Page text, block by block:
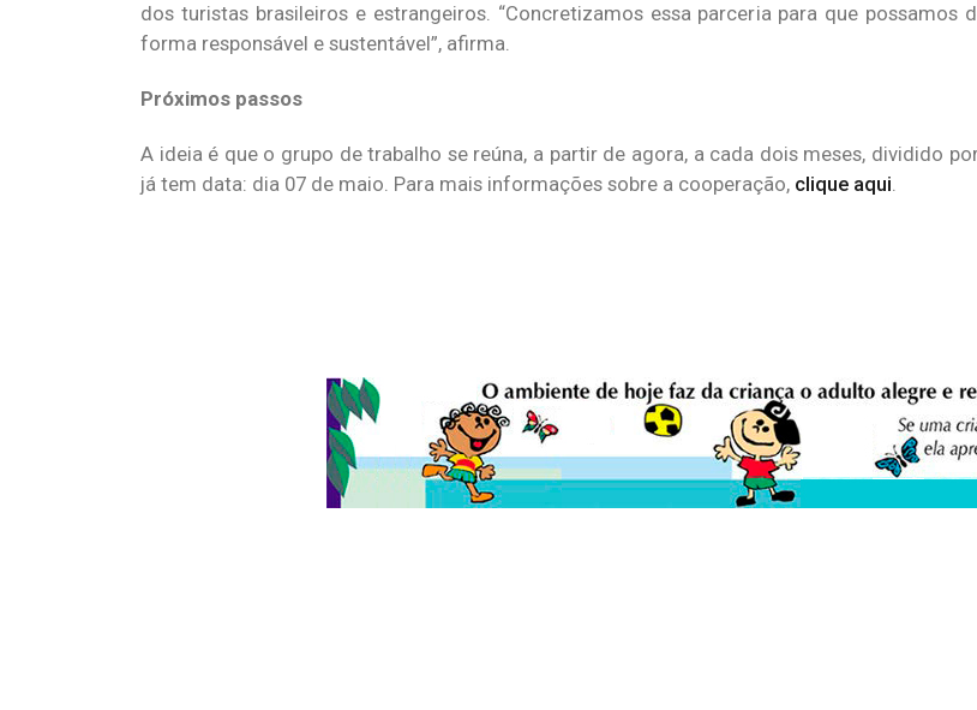
dos turistas brasileiros e estrangeiros. “Concretizamos essa parceria para que possamos
forma responsável e sustentável”, afirma.
Próximos passos
A ideia é que o grupo de trabalho se reúna, a partir de agora, a cada dois meses, dividido
já tem data: dia 07 de maio. Para mais informações sobre a cooperação, clique aqui.